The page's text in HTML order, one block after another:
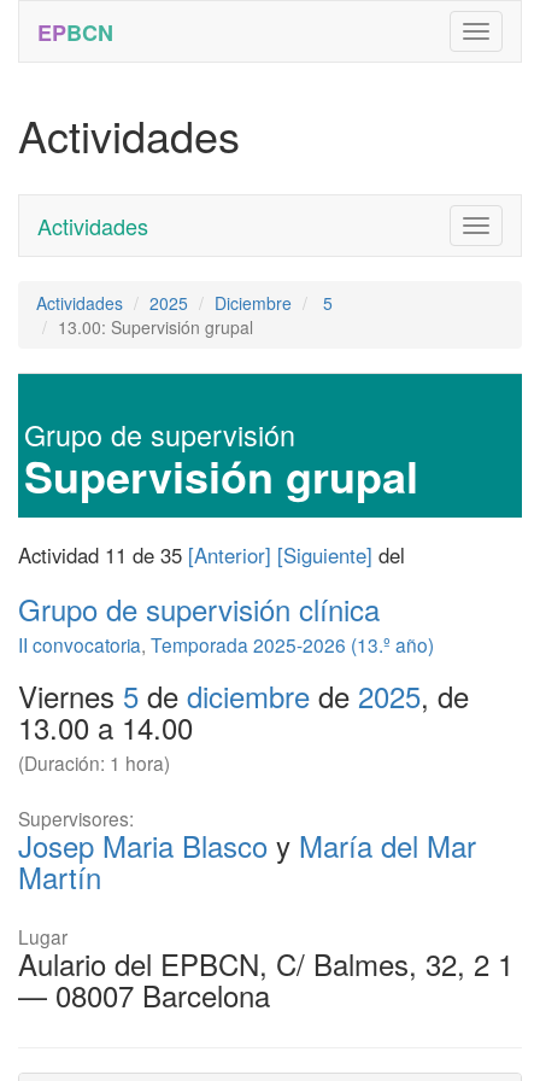
EPBCN
Actividades
Toggle
Actividades
Actividades 2025 Diciembre
5
13.00: Supervisión grupal
Grupo de supervisión
Supervisión grupal
Actividad 11 de 35 [Anterior] [Siguiente] del
Grupo de supervisión clínica
II convocatoria, Temporada 2025-2026 (13.º año)
Viernes 5 de diciembre de 2025, de
13.00 a 14.00
(Duración: 1 hora)
Supervisores:
Josep Maria Blasco y María del Mar
Martín
Lugar
Aulario del EPBCN, C/ Balmes, 32, 2 1
— 08007 Barcelona